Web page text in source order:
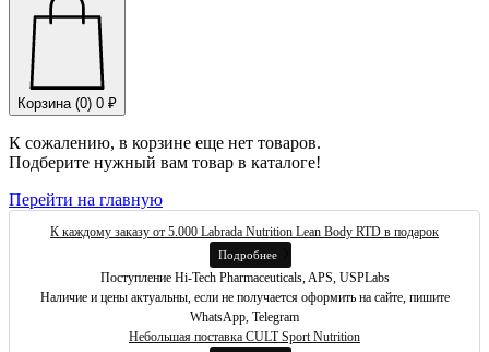
Корзина (0) 0 ₽
К сожалению, в корзине еще нет товаров.
Подберите нужный вам товар в каталоге!
Перейти на главную
К каждому заказу от 5.000 Labrada Nutrition Lean Body RTD в подарок
Подробнее
Поступление Hi-Tech Pharmaceuticals, APS, USPLabs
Наличие и цены актуальны, если не получается оформить на сайте, пишите
WhatsApp, Telegram
Небольшая поставка CULT Sport Nutrition